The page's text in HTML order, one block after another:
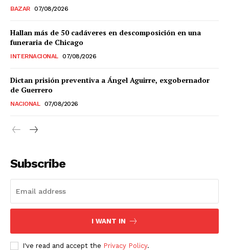
BAZAR 07/08/2026
Hallan más de 50 cadáveres en descomposición en una
funeraria de Chicago
INTERNACIONAL 07/08/2026
Dictan prisión preventiva a Ángel Aguirre, exgobernador
de Guerrero
NACIONAL 07/08/2026
Subscribe
I WANT IN
I've read and accept the Privacy Policy.